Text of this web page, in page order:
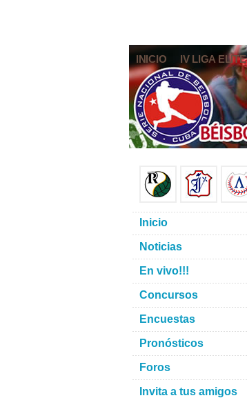
INICIO IV LIGA ELITE
Inicio
Noticias
En vivo!!!
Concursos
Encuestas
Pronósticos
Foros
Invita a tus amigos